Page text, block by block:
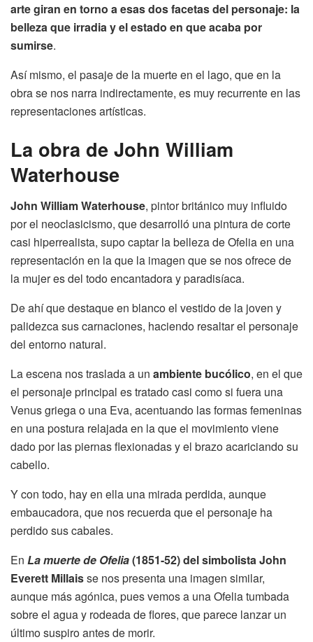
arte giran en torno a esas dos facetas del personaje: la
belleza que irradia y el estado en que acaba por
sumirse.
Así mismo, el pasaje de la muerte en el lago, que en la
obra se nos narra indirectamente, es muy recurrente en las
representaciones artísticas.
La obra de John William
Waterhouse
John William Waterhouse, pintor británico muy influido
por el neoclasicismo, que desarrolló una pintura de corte
casi hiperrealista, supo captar la belleza de Ofelia en una
representación en la que la imagen que se nos ofrece de
la mujer es del todo encantadora y paradisíaca.
De ahí que destaque en blanco el vestido de la joven y
palidezca sus carnaciones, haciendo resaltar el personaje
del entorno natural.
La escena nos traslada a un ambiente bucólico, en el que
el personaje principal es tratado casi como si fuera una
Venus griega o una Eva, acentuando las formas femeninas
en una postura relajada en la que el movimiento viene
dado por las piernas flexionadas y el brazo acariciando su
cabello.
Y con todo, hay en ella una mirada perdida, aunque
embaucadora, que nos recuerda que el personaje ha
perdido sus cabales.
En La muerte de Ofelia(1851-52)del simbolista John
Everett Millaisse nos presenta una imagen similar,
aunque más agónica, pues vemos a una Ofelia tumbada
sobre el agua y rodeada de flores, que parece lanzar un
último suspiro antes de morir.